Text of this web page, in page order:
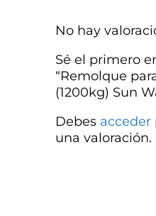
No hay
Sé el primero
“Remolque
(1200kg) Sun
Debes acceder
una valoración.